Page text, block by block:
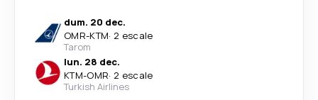
dum. 20 dec.
OMR-KTM· 2 escale
Tarom
lun. 28 dec.
KTM-OMR· 2 escale
Turkish Airlines